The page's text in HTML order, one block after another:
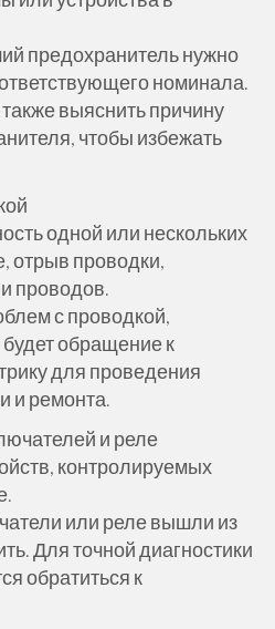
предохранитель нужно
номинала.
выяснить причину
чтобы избежать
одной или нескольких
отрыв проводки,
проводов.
с проводкой,
обращение к
для проведения
и ремонта.
и реле
контролируемых
или реле вышли из
Для точной диагностики
обратиться к